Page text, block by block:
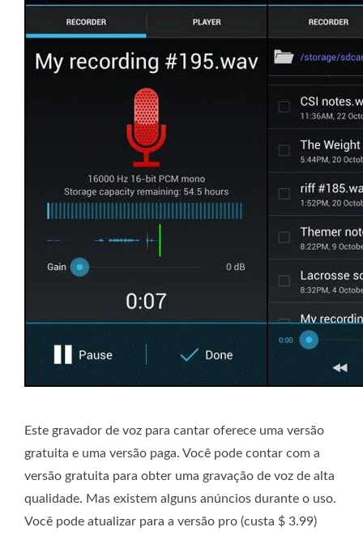
Este gravador de voz para cantar oferece uma versão
gratuita e uma versão paga. Você pode contar com a
versão gratuita para obter uma gravação de voz de alta
qualidade. Mas existem alguns anúncios durante o uso.
Você pode atualizar para a versão pro (custa $ 3.99)